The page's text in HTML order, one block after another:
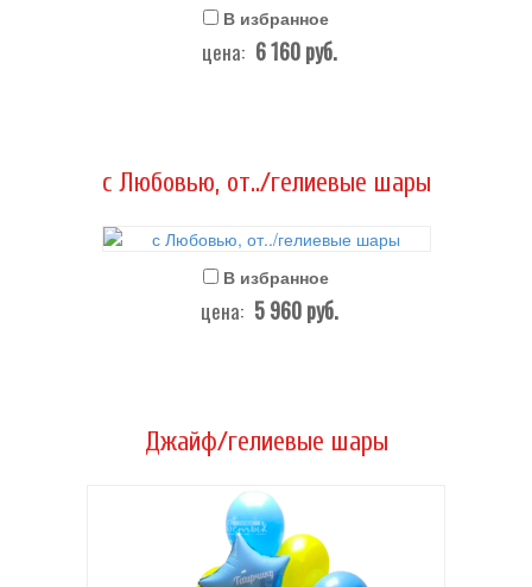
В избранное
цена: 6 160руб.
с Любовью, от../гелиевые шары
В избранное
цена: 5 960руб.
Джайф/гелиевые шары